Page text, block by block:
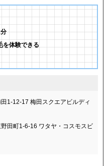
を体験できる
1-12-17 梅田スクエアビルディ
田町1-6-16 ワタヤ・コスモスビ